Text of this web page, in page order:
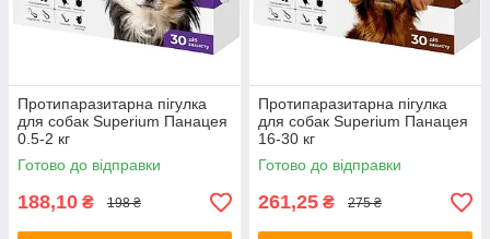
Протипаразитарна пігулка
для собак Superium Панацея
0.5-2 кг
Готово до відправки
188,10 ₴ 198 ₴
Протипаразитарна пігулка
для собак Superium Панацея
16-30 кг
Готово до відправки
261,25 ₴ 275 ₴